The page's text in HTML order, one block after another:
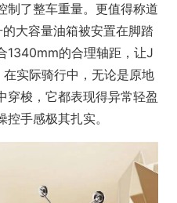
制了整车重量。更值得称道
大容量油箱被安置在脚踏
1340mm的合理轴距，让J
实际骑行中，无论是原地
穿梭，它都表现得异常轻盈
手感极其扎实。